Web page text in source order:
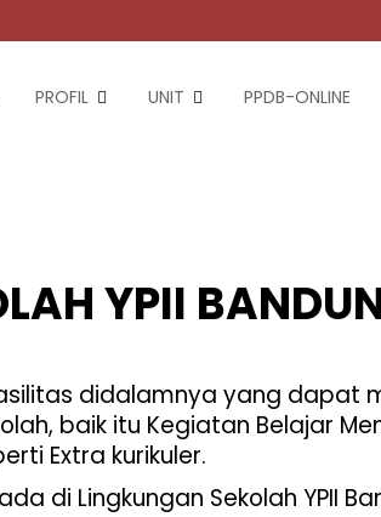
PROFIL UNIT PPDB-ONLINE
YPII
didalamnya yang
baik itu Kegiatan Belajar
Extra kurikuler.
di Lingkungan Sekolah YPII